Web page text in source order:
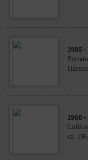
1985 -
1960 -
ca.